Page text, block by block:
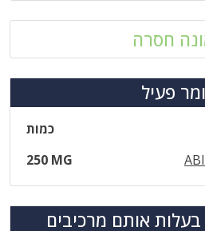
חסרה
פעיל
כמות
250 MG
אותם מרכיבים